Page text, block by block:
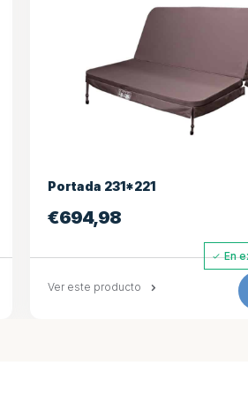
Portada 234*234
€927,30
En
Ver este producto